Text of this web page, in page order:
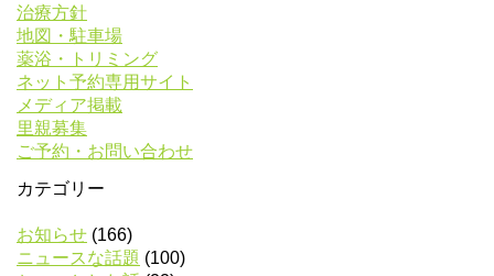
治療方針
地図・駐車場
薬浴・トリミング
ネット予約専用サイト
メディア掲載
里親募集
ご予約・お問い合わせ
カテゴリー
お知らせ (166)
ニュースな話題 (100)